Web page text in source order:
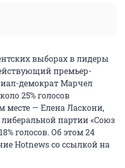
выборах в лидеры
премьер-
демократ Марчел
25% голосов
месте — Елена Ласкони,
партии «Союз
голосов. Об этом 24
Hotnews со ссылкой на